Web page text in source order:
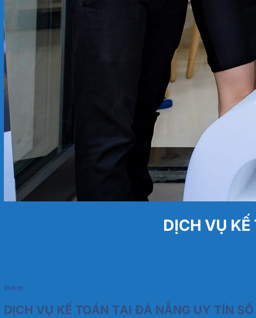
DỊCH VỤ
Dịch vụ
DỊCH VỤ KẾ TOÁN TẠI ĐÀ NẴNG UY TÍN SỐ